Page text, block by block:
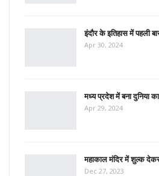
इंदौर के इतिहास में पहली
Apr 30, 2024
मध्य प्रदेश में बना दुनिया
Apr 29, 2024
महाकाल मंदिर में शुल्क
Dec 27, 2023